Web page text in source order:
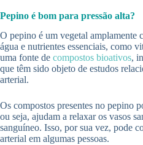
Pepino é bom para pressão alta?
O pepino é um vegetal amplamente
água e nutrientes essenciais, como
uma fonte de compostos bioativos,
que têm sido objeto de estudos
arterial.
Os compostos presentes no pepino
ou seja, ajudam a relaxar os vasos
sanguíneo. Isso, por sua vez, pode
arterial em algumas pessoas.